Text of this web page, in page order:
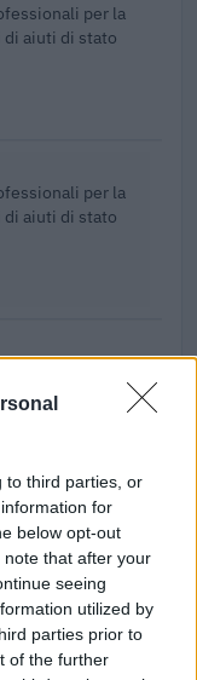
to third parties, or
for
below opt-out
that after your
seeing
utilized by
parties prior to
of the further
per la
aiuti di stato
per la
aiuti di stato
aiuti di stato